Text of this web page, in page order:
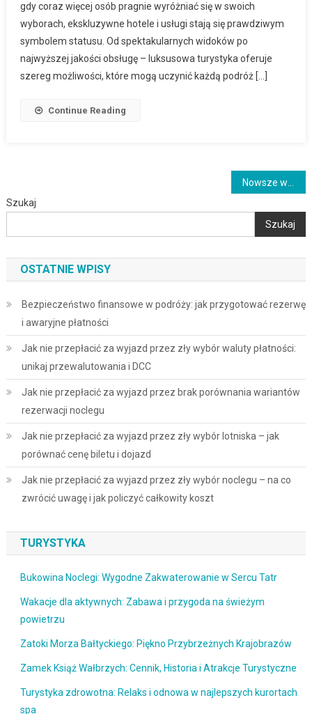
gdy coraz więcej osób pragnie wyróżniać się w swoich
wyborach, ekskluzywne hotele i usługi stają się prawdziwym
symbolem statusu. Od spektakularnych widoków po
najwyższej jakości obsługę – luksusowa turystyka oferuje
szereg możliwości, które mogą uczynić każdą podróż […]
Continue Reading
po
wpisach
Nowsze wpisy
Szukaj
Szukaj
OSTATNIE WPISY
Bezpieczeństwo finansowe w podróży: jak przygotować rezerwę
i awaryjne płatności
Jak nie przepłacić za wyjazd przez zły wybór waluty płatności:
unikaj przewalutowania i DCC
Jak nie przepłacić za wyjazd przez brak porównania wariantów
rezerwacji noclegu
Jak nie przepłacić za wyjazd przez zły wybór lotniska – jak
porównać cenę biletu i dojazd
Jak nie przepłacić za wyjazd przez zły wybór noclegu – na co
zwrócić uwagę i jak policzyć całkowity koszt
TURYSTYKA
Bukowina Noclegi: Wygodne Zakwaterowanie w Sercu Tatr
Wakacje dla aktywnych: Zabawa i przygoda na świeżym
powietrzu
Zatoki Morza Bałtyckiego: Piękno Przybrzeżnych Krajobrazów
Zamek Książ Wałbrzych: Cennik, Historia i Atrakcje Turystyczne
Turystyka zdrowotna: Relaks i odnowa w najlepszych kurortach
spa